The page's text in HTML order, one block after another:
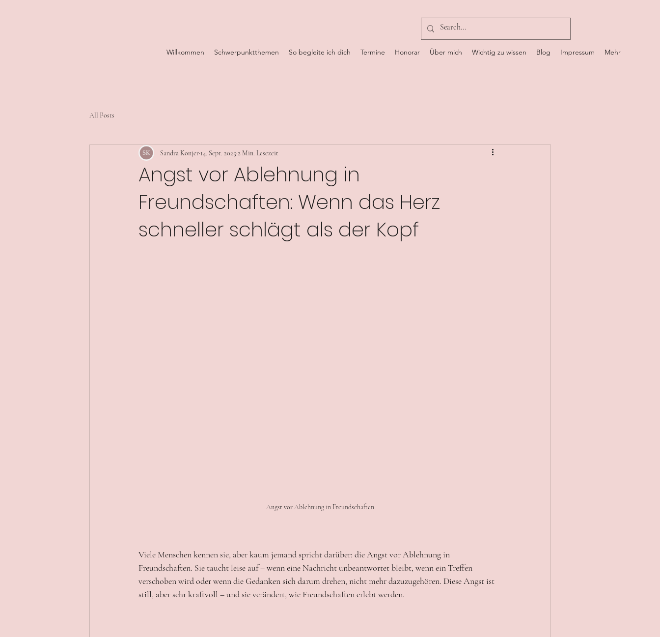
Willkommen Schwerpunktthemen So begleite ich dich Termine Honorar Über mich Wichtig zu wissen Blog Impressum Mehr
All Posts
Angst vor Ablehnung in
Freundschaften: Wenn das Herz
schneller schlägt als der Kopf
Sandra Konjer 14. Sept. 2025 2 Min. Lesezeit
Angst vor Ablehnung in Freundschaften
Viele Menschen kennen sie, aber kaum jemand spricht darüber: die Angst vor Ablehnung in
Freundschaften. Sie taucht leise auf – wenn eine Nachricht unbeantwortet bleibt, wenn ein Treffen
verschoben wird oder wenn die Gedanken sich darum drehen, nicht mehr dazuzugehören. Diese Angst ist
still, aber sehr kraftvoll – und sie verändert, wie Freundschaften erlebt werden.